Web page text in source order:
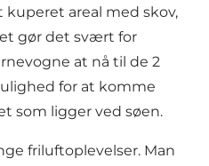
areal med skov,
gør det svært for
at nå til de 2
for at komme
som ligger ved søen.
friluftoplevelser. Man